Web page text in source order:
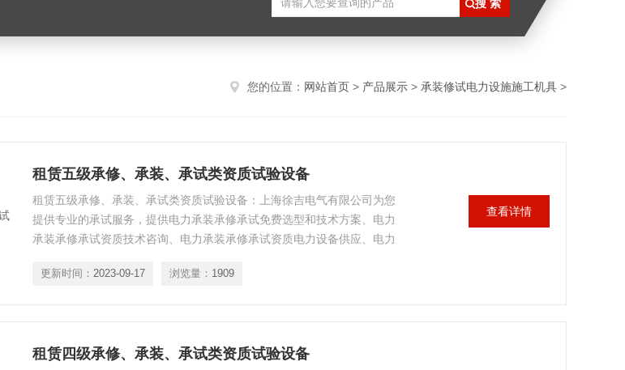
您的位置： 网站首页 > 产品展示 > 承装修试电力设施施工机具 >
租赁五级承修、承装、承试类资质试验设备
租赁五级承修、承装、承试类资质试验设备：上海徐吉电气有限公司为您
提供专业的承试服务，提供电力承装承修承试免费选型和技术方案、电力
承装承修承试资质技术咨询、电力承装承修承试资质电力设备供应、电力
训等*服务。我司提供的所有承试设备，三年质保终身保修，让您售后无
更新时间： 2023-09-17 浏览量： 1909
查看详情
租赁四级承修、承装、承试类资质试验设备